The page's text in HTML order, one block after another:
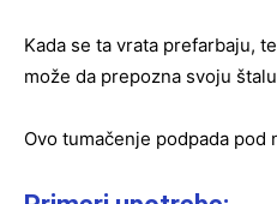
Kada se ta vrata prefarbaju,
može da prepozna svoju
Ovo tumačenje podpada pod